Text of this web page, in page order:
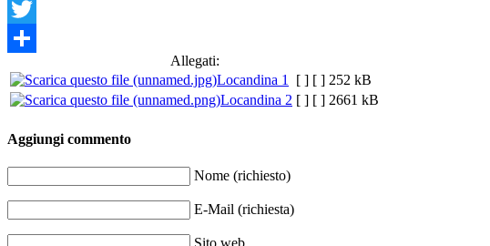
Facebook
Twitter
Allegati:
Locandina 1
[ ] [ ] 252 kB
Locandina 2 [ ] [ ] 2661 kB
Aggiungi commento
Nome (richiesto)
E-Mail (richiesta)
Sito web